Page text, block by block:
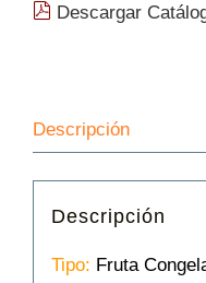
Descargar
Descripción
Descripción
Tipo: Fruta